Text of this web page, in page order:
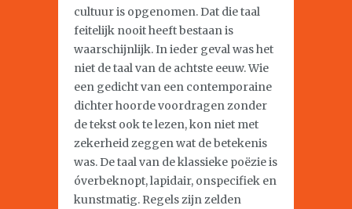
cultuur is opgenomen. Dat die taal
feitelijk nooit heeft bestaan is
waarschijnlijk. In ieder geval was het
niet de taal van de achtste eeuw. Wie
een gedicht van een contemporaine
dichter hoorde voordragen zonder
de tekst ook te lezen, kon niet met
zekerheid zeggen wat de betekenis
was. De taal van de klassieke poëzie is
óverbeknopt, lapidair, onspecifiek en
kunstmatig. Regels zijn zelden